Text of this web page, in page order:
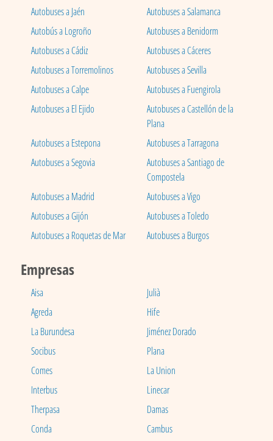
Autobuses a Jaén
Autobuses a Salamanca
Autobús a Logroño
Autobuses a Benidorm
Autobuses a Cádiz
Autobuses a Cáceres
Autobuses a Torremolinos
Autobuses a Sevilla
Autobuses a Calpe
Autobuses a Fuengirola
Autobuses a El Ejido
Autobuses a Castellón de la
Plana
Autobuses a Estepona
Autobuses a Tarragona
Autobuses a Segovia
Autobuses a Santiago de
Compostela
Autobuses a Madrid
Autobuses a Vigo
Autobuses a Gijón
Autobuses a Toledo
Autobuses a Roquetas de Mar
Autobuses a Burgos
Empresas
Aisa
Julià
Agreda
Hife
La Burundesa
Jiménez Dorado
Socibus
Plana
Comes
La Union
Interbus
Linecar
Therpasa
Damas
Conda
Cambus